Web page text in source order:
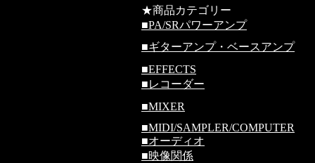
★商品カテゴリー
■PA/SRパワーアンプ
■ギターアンプ・ベースアンプ
■EFFECTS
■レコーダー
■MIXER
■MIDI/SAMPLER/COMPUTER
■オーディオ
■映像関係